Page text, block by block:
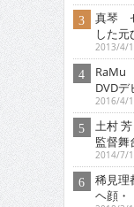
真琴
した元
2013/4/
RaMu
DVDデ
2016/4/
土村
監督舞
2014/7/
稀見
ヘ顔・